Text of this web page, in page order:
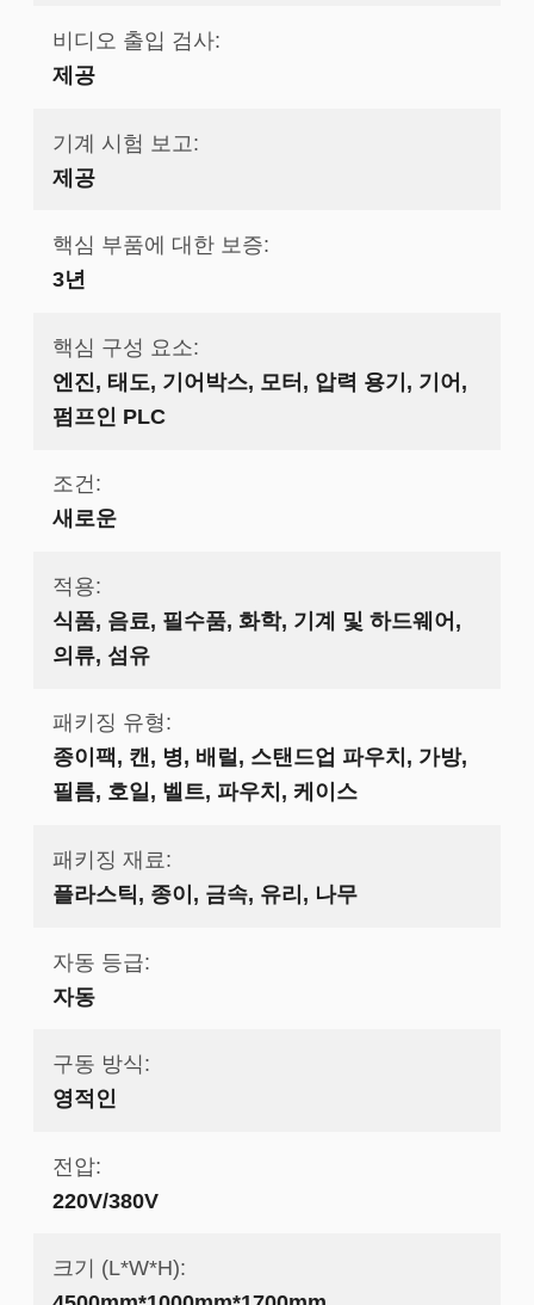
비디오 출입 검사:
제공
기계 시험 보고:
제공
핵심 부품에 대한 보증:
3년
핵심 구성 요소:
엔진, 태도, 기어박스, 모터, 압력 용기, 기어,
펌프인 PLC
조건:
새로운
적용:
식품, 음료, 필수품, 화학, 기계 및 하드웨어,
의류, 섬유
패키징 유형:
종이팩, 캔, 병, 배럴, 스탠드업 파우치, 가방,
필름, 호일, 벨트, 파우치, 케이스
패키징 재료:
플라스틱, 종이, 금속, 유리, 나무
자동 등급:
자동
구동 방식:
영적인
전압:
220V/380V
크기 (L*W*H):